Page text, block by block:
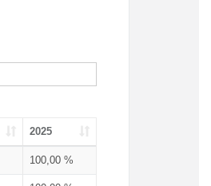
2025
100,00 %